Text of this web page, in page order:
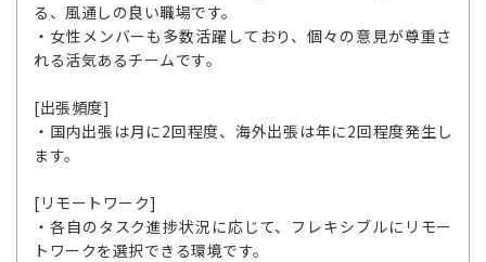
る、風通しの良い職場です。
・女性メンバーも多数活躍しており、個々の意見が尊重さ
れる活気あるチームです。
[出張頻度]
・国内出張は月に2回程度、海外出張は年に2回程度発生し
ます。
[リモートワーク]
・各自のタスク進捗状況に応じて、フレキシブルにリモー
トワークを選択できる環境です。